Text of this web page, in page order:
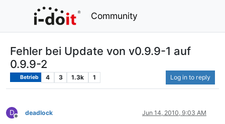
Community
Fehler bei Update von v0.9.9-1 auf
0.9.9-2
Betrieb 4 3 1.3k 1 Log in to reply
D
Offline
deadlock Jun 14, 2010, 9:03 AM